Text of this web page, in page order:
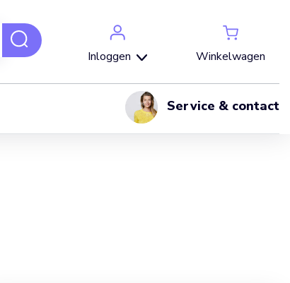
Inloggen Winkelwagen
Service & contact